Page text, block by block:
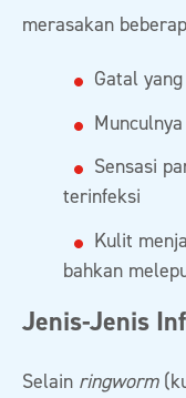
merasakan
Gatal
Sensasi
terinfeksi
Kulit
bahkan
Jenis-Jenis
Selain ringworm